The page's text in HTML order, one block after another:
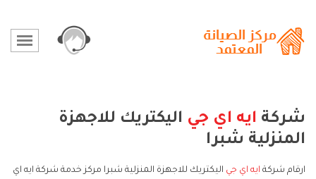
شركة ايه اي جي اليكتريك للاجهزة
المنزلية شبرا
ارقام شركة ايه اي جي اليكتريك للاجهزة المنزلية شبرا مركز خدمة شركة ايه اي